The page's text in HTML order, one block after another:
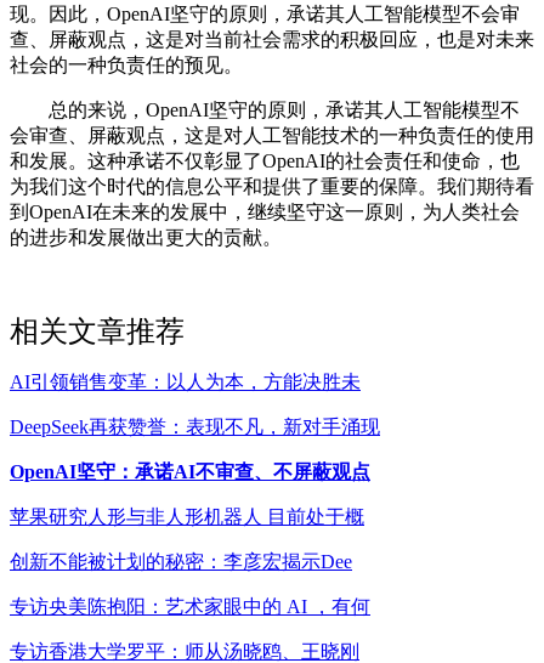
现。因此，OpenAI坚守的原则，承诺其人工智能模型不会审
查、屏蔽观点，这是对当前社会需求的积极回应，也是对未来
社会的一种负责任的预见。
总的来说，OpenAI坚守的原则，承诺其人工智能模型不
会审查、屏蔽观点，这是对人工智能技术的一种负责任的使用
和发展。这种承诺不仅彰显了OpenAI的社会责任和使命，也
为我们这个时代的信息公平和提供了重要的保障。我们期待看
到OpenAI在未来的发展中，继续坚守这一原则，为人类社会
的进步和发展做出更大的贡献。
相关文章推荐
AI引领销售变革：以人为本，方能决胜未
DeepSeek再获赞誉：表现不凡，新对手涌现
OpenAI坚守：承诺AI不审查、不屏蔽观点
苹果研究人形与非人形机器人 目前处于概
创新不能被计划的秘密：李彦宏揭示Dee
专访央美陈抱阳：艺术家眼中的 AI ，有何
专访香港大学罗平：师从汤晓鸥、王晓刚